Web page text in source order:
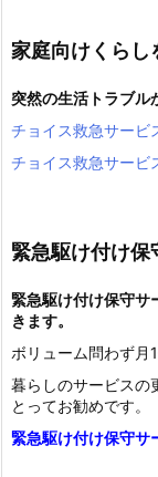
家庭向けくらし
突然の生活トラブル
チョイス救急サービ
チョイス救急サービ
緊急駆け付け保
緊急駆け付け保守サ
きます。
ボリューム問わず月
暮らしのサービスの
とってお勧めです。
緊急駆け付け保守サ